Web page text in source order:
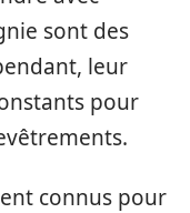
sont des
leur
pour
connus pour